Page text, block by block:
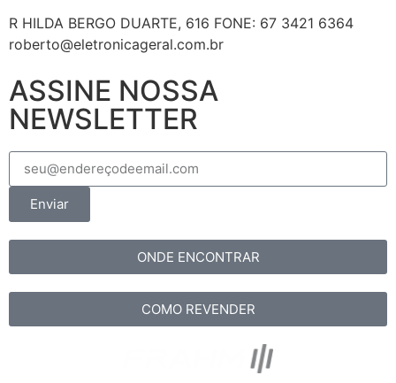
R HILDA BERGO DUARTE, 616 FONE: 67 3421 6364
roberto@eletronicageral.com.br
ASSINE NOSSA
NEWSLETTER
Enviar
ONDE ENCONTRAR
COMO REVENDER